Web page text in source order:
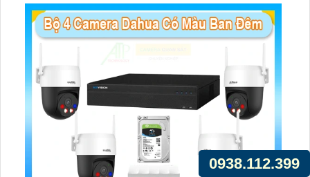
0938.112.399